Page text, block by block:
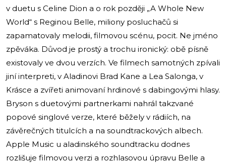
v duetu s Celine Dion a o rok později „A Whole New
World“ s Reginou Belle, miliony posluchačů si
zapamatovaly melodii, filmovou scénu, pocit. Ne jméno
zpěváka. Důvod je prostý a trochu ironický: obě písně
existovaly ve dvou verzích. Ve filmech samotných zpívali
jiní interpreti, v Aladinovi Brad Kane a Lea Salonga, v
Krásce a zvířeti animovaní hrdinové s dabingovými hlasy.
Bryson s duetovými partnerkami nahrál takzvané
popové singlové verze, které běžely v rádiích, na
závěrečných titulcích a na soundtrackových albech.
Apple Music u aladinského soundtracku dodnes
rozlišuje filmovou verzi a rozhlasovou úpravu Belle a